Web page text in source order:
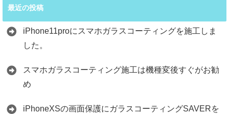
最近の投稿
iPhone11proにスマホガラスコーティングを施工しま
した。
スマホガラスコーティング施工は機種変後すぐがお勧
め
iPhoneXSの画面保護にガラスコーティングSAVERを